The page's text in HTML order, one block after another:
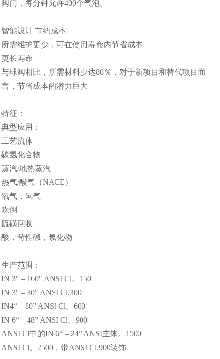
阀门，每分钟允许400个气泡。
智能设计 节约成本
所需维护更少，可在使用寿命内节省成本
更长寿命
与球阀相比，所需材料少达80％，对于新项目和替代项目而
言，节省成本的潜力巨大
特征：
典型应用：
工艺流体
碳氢化合物
蒸汽/地热蒸汽
热气/酸气（NACE）
氧气，氢气
吹倒
硫磺回收
酸，苛性碱，氯化物
生产范围：
IN 3″ – 160″ ANSI Cl。150
IN 3″ – 80″ ANSI Cl.300
IN4“ – 80” ANSI Cl。600
IN 6“ – 48” ANSI Cl。900
ANSI Cl中的IN 6“ – 24” ANSI主体。1500
ANSI Cl。2500，带ANSI Cl.900装饰